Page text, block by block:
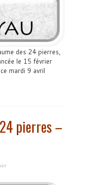
des 24 pierres,
le 15 février
mardi 9 avril
pierres –